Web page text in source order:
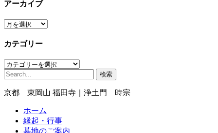
アーカイブ
ア
カ
ブ
カテゴリー
カ
テ
リ
検
京都 東岡山 福田寺｜浄土門 時宗
ホーム
縁起・行事
墓地のご案内